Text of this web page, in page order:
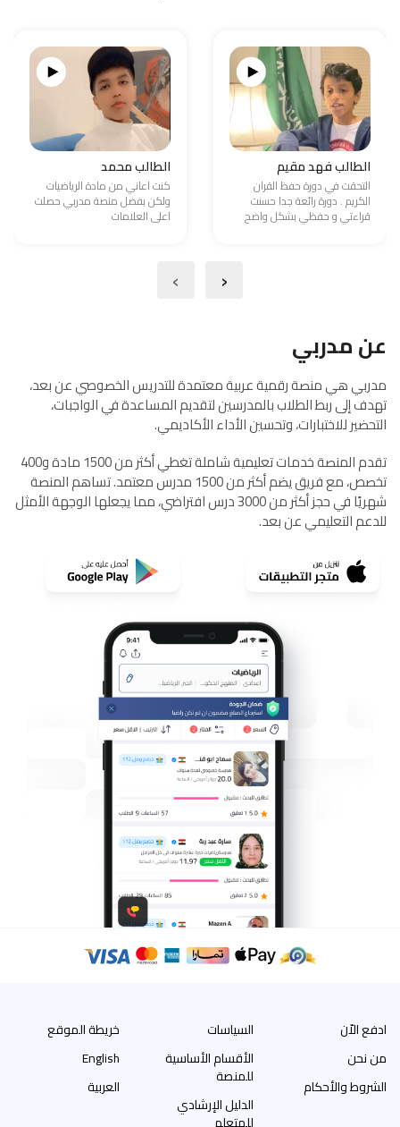
الطالب فهد مقيم
التحقت في دورة حفظ القران
الكريم . دورة رائعة جدا حسنت
قراءتي و حفظي بشكل واضح
الطالب محمد
كنت اعاني من مادة الرياضيات
ولكن بفضل منصة مدربي حصلت
اعلى العلامات
‹
›
عن مدربي
مدربي هي منصة رقمية عربية معتمدة للتدريس الخصوصي عن بعد،
تهدف إلى ربط الطلاب بالمدرسين لتقديم المساعدة في الواجبات،
التحضير للاختبارات، وتحسين الأداء الأكاديمي.
تقدم المنصة خدمات تعليمية شاملة تغطي أكثر من 1500 مادة و400
تخصص، مع فريق يضم أكثر من 1500 مدرس معتمد. تساهم المنصة
شهريًا في حجز أكثر من 3000 درس افتراضي، مما يجعلها الوجهة الأمثل
للدعم التعليمي عن بعد.
ادفع الاّن
من نحن
الشروط والأحكام
السياسات
الأقسام الأساسية
للمنصة
الدليل الإرشادي
خريطة الموقع
English
العربية